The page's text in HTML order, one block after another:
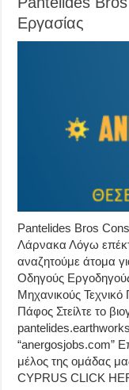
Εργασίας
Pantelides Bros
Λάρνακα Λόγω
αναζητούμε άτομα
Οδηγούς
Μηχανικούς
Πάφος Στείλτε το
“anergosjobs.com”
μέλος της ομάδας
CYPRUS CLICK